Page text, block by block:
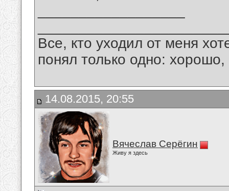
Все, кто уходил от меня
понял только одно:
14.08.2015, 20:55
Вячеслав Серёгин
Живу я здесь